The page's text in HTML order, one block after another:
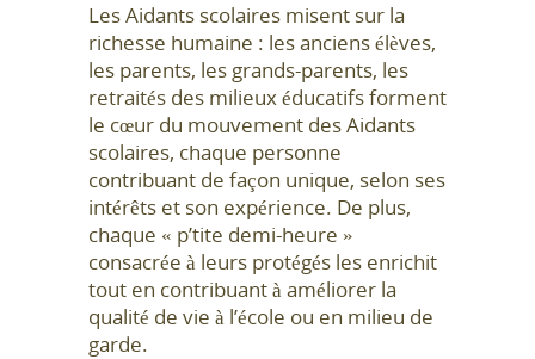
Les Aidants scolaires misent sur la
richesse humaine : les anciens élèves,
les parents, les grands-parents, les
retraités des milieux éducatifs forment
le cœur du mouvement des Aidants
scolaires, chaque personne
contribuant de façon unique, selon ses
intérêts et son expérience. De plus,
chaque « p’tite demi-heure »
consacrée à leurs protégés les enrichit
tout en contribuant à améliorer la
qualité de vie à l’école ou en milieu de
garde.